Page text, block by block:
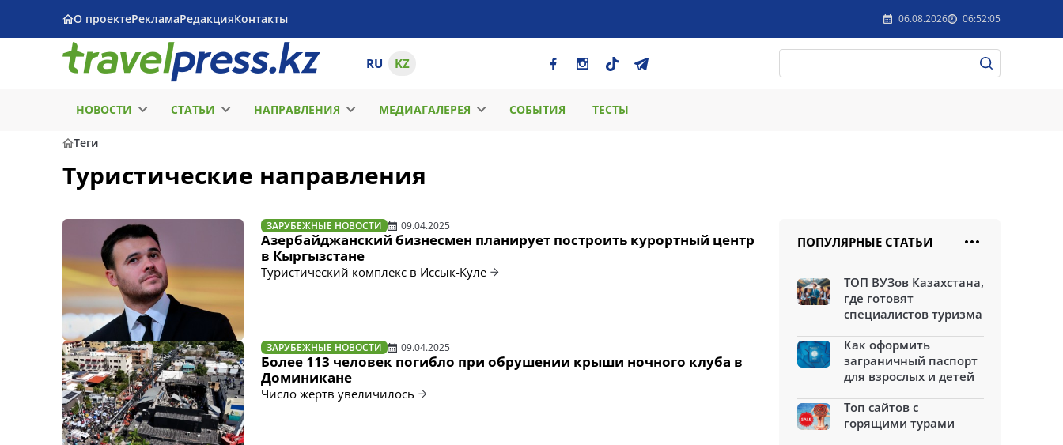
О проектеРекламаРедакцияКонтакты 06.08.2026 06:52:05
RU KZ
НОВОСТИ СТАТЬИ НАПРАВЛЕНИЯ МЕДИАГАЛЕРЕЯ СОБЫТИЯ ТЕСТЫ
Теги
Туристические направления
ЗАРУБЕЖНЫЕ НОВОСТИ 09.04.2025
Азербайджанский бизнесмен планирует построить курортный центр
в Кыргызстане
Туристический комплекс в Иссык-Куле
ЗАРУБЕЖНЫЕ НОВОСТИ 09.04.2025
Более 113 человек погибло при обрушении крыши ночного клуба в
Доминикане
Число жертв увеличилось
ПОПУЛЯРНЫЕ СТАТЬИ
ТОП ВУЗов Казахстана,
где готовят
специалистов туризма
Как оформить
заграничный паспорт
для взрослых и детей
Топ сайтов с
горящими турами